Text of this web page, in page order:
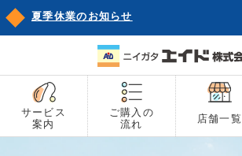
夏季休業のお知らせ
サービス
案内
ご購入の
流れ
店舗一覧